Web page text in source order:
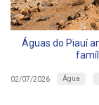
Águas do Piauí
02/07/2026 Água